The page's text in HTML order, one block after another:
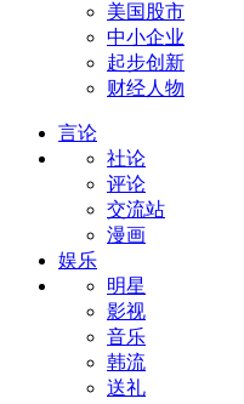
美国股市
中小企业
起步创新
财经人物
言论
社论
评论
交流站
漫画
娱乐
明星
影视
音乐
韩流
送礼